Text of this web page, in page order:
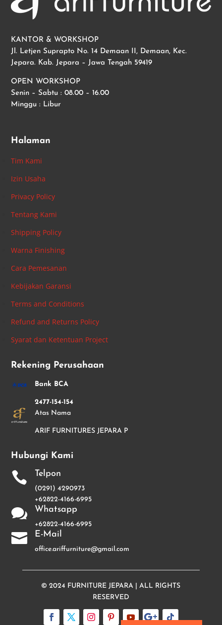
KANTOR & WORKSHOP
Jl. Letjen Suprapto No. 14 Demaan II, Demaan, Kec.
Jepara. Kab. Jepara – Jawa Tengah 59419
OPEN WORKSHOP
Senin – Sabtu : 08.00 – 16.00
Minggu : Libur
Halaman
Tim Kami
Izin Usaha
Privacy Policy
Tentang Kami
Shipping Policy
Warna Finishing
Cara Pemesanan
Kebijakan Garansi
Terms and Conditions
Refund and Returns Policy
Syarat dan Ketentuan Project
Rekening Perusahaan
Bank BCA
2477-154-154
Atas Nama
ARIF FURNITURES JEPARA P
Hubungi Kami
 Telpon
(0291) 4290973
+62822-4166-6995
 Whatsapp
+62822-4166-6995
 E-Mail
office.ariffurniture@gmail.com
© 2024 FURNITURE JEPARA | ALL RIGHTS
RESERVED